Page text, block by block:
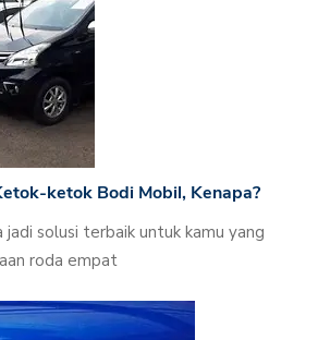
ketok Bodi Mobil, Kenapa?
solusi terbaik untuk kamu yang
roda empat